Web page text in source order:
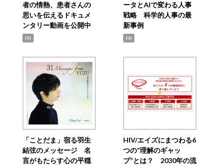
者の情熱、患者さんの
思いを伝えるドキュメ
ンタリー動画を公開中
PR
ータとAIで変わる人事
戦略 科学的人事の最
新事例
PR
「ことだま」宿る羽生
結弦のメッセージ 名
言がもたらす心の平穏
HIV/エイズにまつわる6
つの“理解のギャッ
プ”とは？ 2030年の流